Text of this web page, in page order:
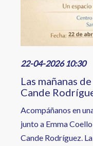
22-04-2026 10:30
Las mañanas
Cande
Acompáñanos en
junto a Emma
Cande Rodríguez.